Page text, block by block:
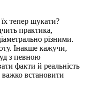
тепер шукати?
практика,
різними.
Інакше кажучи,
з певною
факти й реальність
важко встановити